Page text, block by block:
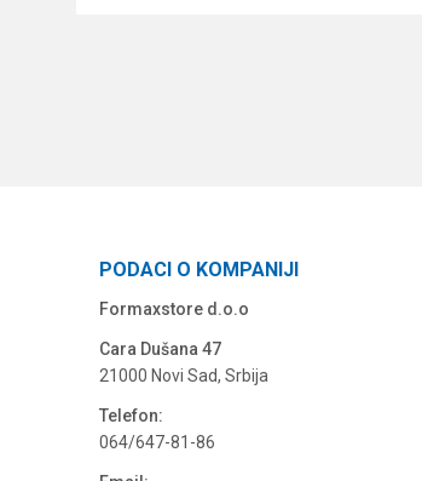
PODACI O KOMPANIJI
Formaxstore d.o.o
Cara Dušana 47
21000 Novi Sad, Srbija
Telefon:
064/647-81-86